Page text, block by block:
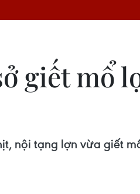
giết mổ
nội tạng lợn vừa giết